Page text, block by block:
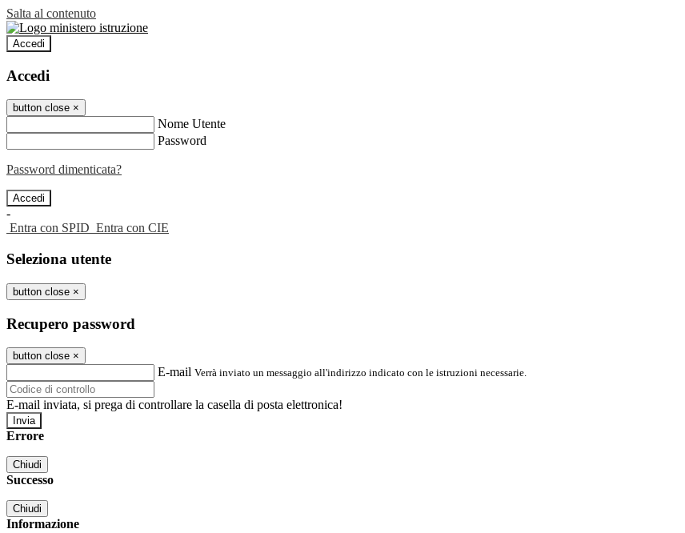
Salta al contenuto
Accedi
Accedi
button close ×
Nome Utente
Password
Password dimenticata?
-
Entra con SPID Entra con CIE
Seleziona utente
button close ×
Recupero password
button close ×
E-mail Verrà inviato un messaggio all'indirizzo indicato con le istruzioni necessarie.
E-mail inviata, si prega di controllare la casella di posta elettronica!
Errore
Chiudi
Successo
Chiudi
Informazione